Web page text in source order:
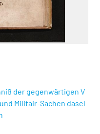
der gegenwärtigen V
Militair-Sachen dasel